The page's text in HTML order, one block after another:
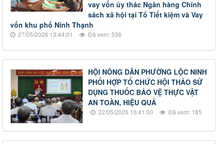
vay vốn ủy thác Ngân hàng Chính
sách xã hội tại Tổ Tiết kiệm và Vay
vốn khu phố Ninh Thạnh
27/05/2026 13:44:01 Đã xem: 536
HỘI NÔNG DÂN PHƯỜNG LỘC NINH
PHỐI HỢP TỔ CHỨC HỘI THẢO SỬ
DỤNG THUỐC BẢO VỆ THỰC VẬT
AN TOÀN, HIỆU QUẢ
22/05/2026 16:41:00 Đã xem: 185